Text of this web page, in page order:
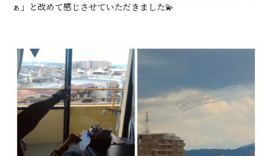
ぁ」と改めて感じさせていただきました💫